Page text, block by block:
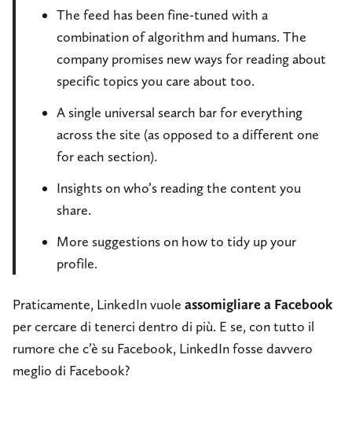
The feed has been fine-tuned with a
combination of algorithm and humans. The
company promises new ways for reading about
specific topics you care about too.
A single universal search bar for everything
across the site (as opposed to a different one
for each section).
Insights on who’s reading the content you
share.
More suggestions on how to tidy up your
profile.
Praticamente, LinkedIn vuole assomigliare a Facebook
per cercare di tenerci dentro di più. E se, con tutto il
rumore che c’è su Facebook, LinkedIn fosse davvero
meglio di Facebook?